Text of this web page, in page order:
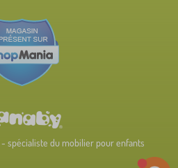
- spécialiste du mobilier pour enfants